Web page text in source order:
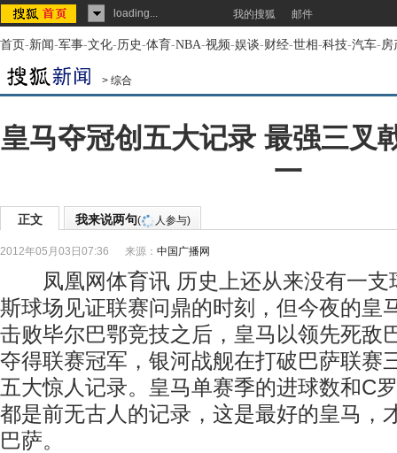
loading... 我的搜狐 邮件
首页-新闻-军事-文化-历史-体育-NBA-视频-娱谈-财经-世相-科技-汽车-房
> 综合
皇马夺冠创五大记录 最强三叉
一
正文 我来说两句( 人参与)
2012年05月03日07:36 来源： 中国广播网
凤凰网体育讯 历史上还从来没有一支
斯球场见证联赛问鼎的时刻，但今夜的皇
击败毕尔巴鄂竞技之后，皇马以领先死敌
夺得联赛冠军，银河战舰在打破巴萨联赛
五大惊人记录。皇马单赛季的进球数和C
都是前无古人的记录，这是最好的皇马，
巴萨。